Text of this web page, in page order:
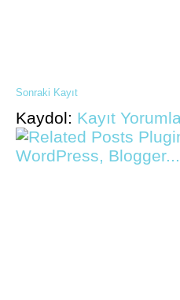
Sonraki Kayıt
Kaydol: Kayıt